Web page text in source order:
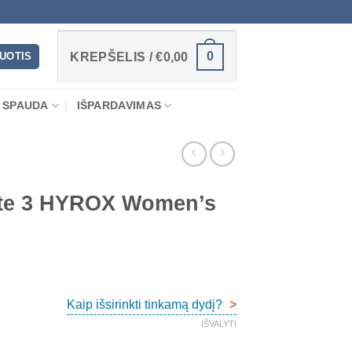
KREPŠELIS /€0,00 0
IŠPARDAVIMAS
3 HYROX Women’s
Kaip išsirinkti tinkamą dydį? >
IŠVALYTI